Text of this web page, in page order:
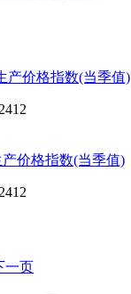
产价格指数(当季值)
价格指数(当季值)
一页